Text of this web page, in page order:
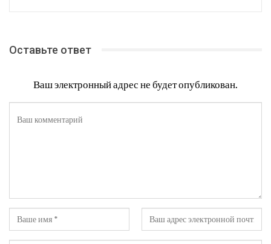
Оставьте ответ
Ваш электронный адрес не будет опубликован.